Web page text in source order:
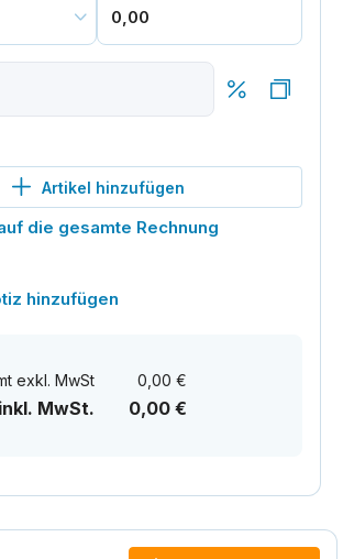
Artikel hinzufügen
die gesamte Rechnung
hinzufügen
exkl. MwSt 0,00 €
MwSt. 0,00 €